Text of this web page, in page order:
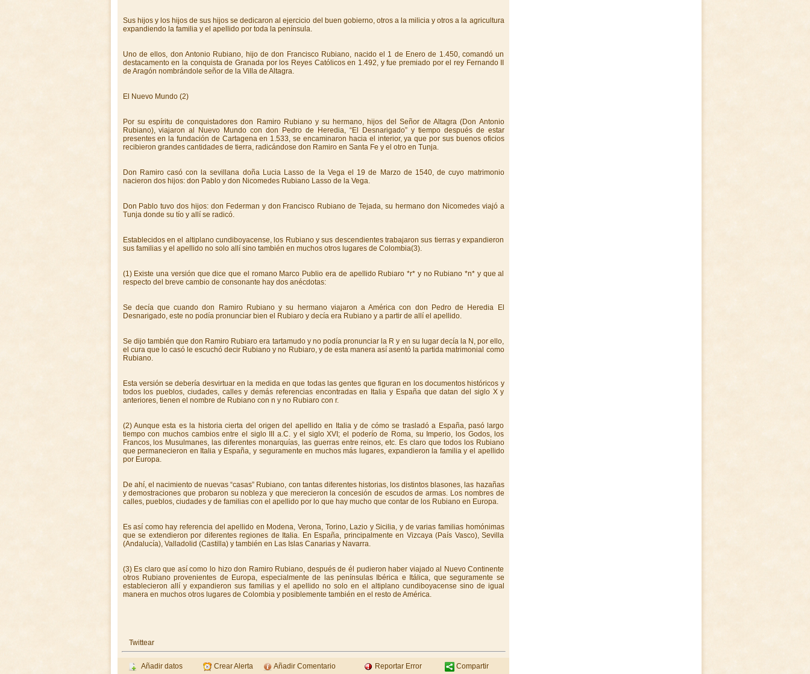
Sus hijos y los hijos de sus hijos se dedicaron al ejercicio del buen gobierno, otros a la milicia y otros a la agricultura
expandiendo la familia y el apellido por toda la península.
Uno de ellos, don Antonio Rubiano, hijo de don Francisco Rubiano, nacido el 1 de Enero de 1.450, comandó un
destacamento en la conquista de Granada por los Reyes Católicos en 1.492, y fue premiado por el rey Fernando II
de Aragón nombrándole señor de la Villa de Altagra.
El Nuevo Mundo (2)
Por su espíritu de conquistadores don Ramiro Rubiano y su hermano, hijos del Señor de Altagra (Don Antonio
Rubiano), viajaron al Nuevo Mundo con don Pedro de Heredia, “El Desnarigado” y tiempo después de estar
presentes en la fundación de Cartagena en 1.533, se encaminaron hacia el interior, ya que por sus buenos oficios
recibieron grandes cantidades de tierra, radicándose don Ramiro en Santa Fe y el otro en Tunja.
Don Ramiro casó con la sevillana doña Lucia Lasso de la Vega el 19 de Marzo de 1540, de cuyo matrimonio
nacieron dos hijos: don Pablo y don Nicomedes Rubiano Lasso de la Vega.
Don Pablo tuvo dos hijos: don Federman y don Francisco Rubiano de Tejada, su hermano don Nicomedes viajó a
Tunja donde su tío y allí se radicó.
Establecidos en el altiplano cundiboyacense, los Rubiano y sus descendientes trabajaron sus tierras y expandieron
sus familias y el apellido no solo allí sino también en muchos otros lugares de Colombia(3).
(1) Existe una versión que dice que el romano Marco Publio era de apellido Rubiaro *r* y no Rubiano *n* y que al
respecto del breve cambio de consonante hay dos anécdotas:
Se decía que cuando don Ramiro Rubiano y su hermano viajaron a América con don Pedro de Heredia El
Desnarigado, este no podía pronunciar bien el Rubiaro y decía era Rubiano y a partir de allí el apellido.
Se dijo también que don Ramiro Rubiaro era tartamudo y no podía pronunciar la R y en su lugar decía la N, por ello,
el cura que lo casó le escuchó decir Rubiano y no Rubiaro, y de esta manera así asentó la partida matrimonial como
Rubiano.
Esta versión se debería desvirtuar en la medida en que todas las gentes que figuran en los documentos históricos y
todos los pueblos, ciudades, calles y demás referencias encontradas en Italia y España que datan del siglo X y
anteriores, tienen el nombre de Rubiano con n y no Rubiaro con r.
(2) Aunque esta es la historia cierta del origen del apellido en Italia y de cómo se trasladó a España, pasó largo
tiempo con muchos cambios entre el siglo III a.C. y el siglo XVI; el poderío de Roma, su Imperio, los Godos, los
Francos, los Musulmanes, las diferentes monarquías, las guerras entre reinos, etc. Es claro que todos los Rubiano
que permanecieron en Italia y España, y seguramente en muchos más lugares, expandieron la familia y el apellido
por Europa.
De ahí, el nacimiento de nuevas “casas” Rubiano, con tantas diferentes historias, los distintos blasones, las hazañas
y demostraciones que probaron su nobleza y que merecieron la concesión de escudos de armas. Los nombres de
calles, pueblos, ciudades y de familias con el apellido por lo que hay mucho que contar de los Rubiano en Europa.
Es así como hay referencia del apellido en Modena, Verona, Torino, Lazio y Sicilia, y de varias familias homónimas
que se extendieron por diferentes regiones de Italia. En España, principalmente en Vizcaya (País Vasco), Sevilla
(Andalucía), Valladolid (Castilla) y también en Las Islas Canarias y Navarra.
(3) Es claro que así como lo hizo don Ramiro Rubiano, después de él pudieron haber viajado al Nuevo Continente
otros Rubiano provenientes de Europa, especialmente de las penínsulas Ibérica e Itálica, que seguramente se
establecieron allí y expandieron sus familias y el apellido no solo en el altiplano cundiboyacense sino de igual
manera en muchos otros lugares de Colombia y posiblemente también en el resto de América.
Twittear
Añadir datos Crear Alerta Añadir Comentario Reportar Error Compartir